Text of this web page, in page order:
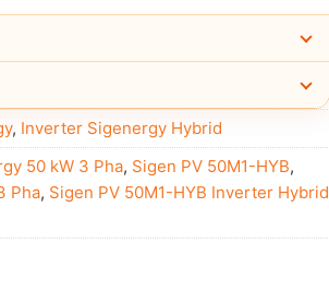
, Inverter Sigenergy Hybrid
50 kW 3 Pha, Sigen PV 50M1-HYB,
Pha, Sigen PV 50M1-HYB Inverter Hybrid